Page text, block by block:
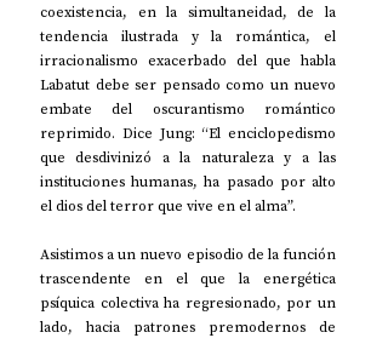
coexistencia, en la simultaneidad, de la
tendencia ilustrada y la romántica, el
irracionalismo exacerbado del que habla
Labatut debe ser pensado como un nuevo
embate del oscurantismo romántico
reprimido. Dice Jung: “El enciclopedismo
que desdivinizó a la naturaleza y a las
instituciones humanas, ha pasado por alto
el dios del terror que vive en el alma”.
Asistimos a un nuevo episodio de la función
trascendente en el que la energética
psíquica colectiva ha regresionado, por un
lado, hacia patrones premodernos de